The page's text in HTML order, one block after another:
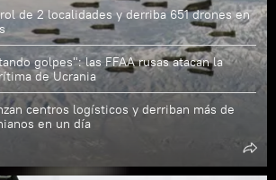
de 2 localidades y derriba 651 drones en
golpes": las FFAA rusas atacan la
de Ucrania
centros logísticos y derriban más de
en un día